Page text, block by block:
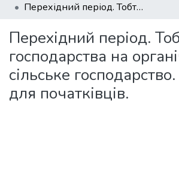
Перехідний період. Тобто перехід господарства на органічне сільське господарство. Посібник для початківців.
Перехідний період.
господарства на
сільське
для початківців.